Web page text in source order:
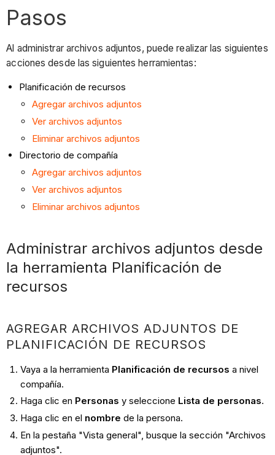
Pasos
Al administrar archivos adjuntos, puede realizar las siguientes
acciones desde las siguientes herramientas:
Planificación de recursos
Agregar archivos adjuntos
Ver archivos adjuntos
Eliminar archivos adjuntos
Directorio de compañía
Agregar archivos adjuntos
Ver archivos adjuntos
Eliminar archivos adjuntos
Administrar archivos adjuntos desde
la herramienta Planificación de
recursos
AGREGAR ARCHIVOS ADJUNTOS DE
PLANIFICACIÓN DE RECURSOS
Vaya a la herramienta Planificación de recursos a nivel
compañía.
Haga clic en Personas y seleccione Lista de personas.
Haga clic en el nombre de la persona.
En la pestaña "Vista general", busque la sección "Archivos
adjuntos".